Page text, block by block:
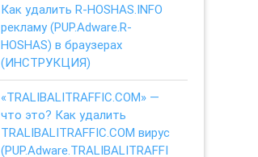
Как удалить R-HOSHAS.INFO
рекламу (PUP.Adware.R-
HOSHAS) в браузерах
(ИНСТРУКЦИЯ)
«TRALIBALITRAFFIC.COM» —
что это? Как удалить
TRALIBALITRAFFIC.COM вирус
(PUP.Adware.TRALIBALITRAFFI